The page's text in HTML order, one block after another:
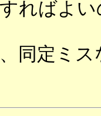
ればよ
同定ミス